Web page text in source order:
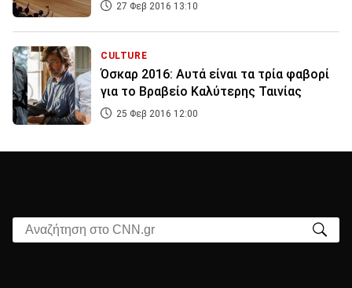
27 Φεβ 2016 13:10
CULTURE
Όσκαρ 2016: Αυτά είναι τα τρία φαβορί
για το Βραβείo Kαλύτερης Ταινίας
25 Φεβ 2016 12:00
Αναζήτηση στο CNN.gr